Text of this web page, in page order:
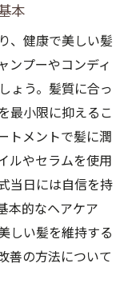
本
、健康で美しい髪
ンプーやコンディ
ょう。髪質に合っ
最小限に抑えるこ
トメントで髪に潤
ルやセラムを使用
当日には自信を持
本的なヘアケア
しい髪を維持する
善の方法について